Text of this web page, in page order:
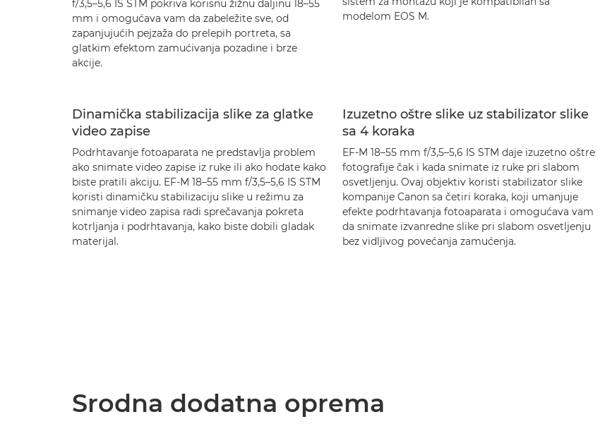
f/3,5–5,6 IS STM pokriva korisnu žižnu daljinu 18–55
mm i omogućava vam da zabeležite sve, od
zapanjujućih pejzaža do prelepih portreta, sa
glatkim efektom zamućivanja pozadine i brze
akcije.
modelom EOS M.
Dinamička stabilizacija slike za glatke
video zapise
Podrhtavanje fotoaparata ne predstavlja problem
ako snimate video zapise iz ruke ili ako hodate kako
biste pratili akciju. EF-M 18–55 mm f/3,5–5,6 IS STM
koristi dinamičku stabilizaciju slike u režimu za
snimanje video zapisa radi sprečavanja pokreta
kotrljanja i podrhtavanja, kako biste dobili gladak
materijal.
Izuzetno oštre slike uz stabilizator slike
sa 4 koraka
EF-M 18–55 mm f/3,5–5,6 IS STM daje izuzetno oštre
fotografije čak i kada snimate iz ruke pri slabom
osvetljenju. Ovaj objektiv koristi stabilizator slike
kompanije Canon sa četiri koraka, koji umanjuje
efekte podrhtavanja fotoaparata i omogućava vam
da snimate izvanredne slike pri slabom osvetljenju
bez vidljivog povećanja zamućenja.
Srodna dodatna oprema